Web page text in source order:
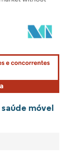
conforme CC BY 4.0.
móvel